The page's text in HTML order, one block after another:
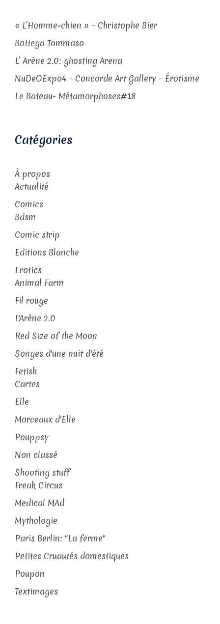
« L’Homme-chien » – Christophe Bier
Bottega Tommaso
L’ Arène 2.0: ghosting Arena
NuDeOExpo4 – Concorde Art Gallery – Érotisme
Le Bateau- Métamorphoses#18
Catégories
À propos
Actualité
Comics
Bdsm
Comic strip
Editions Blanche
Erotics
Animal Farm
Fil rouge
L'Arène 2.0
Red Size of the Moon
Songes d'une nuit d'été
Fetish
Cartes
Elle
Morceaux d'Elle
Pouppsy
Non classé
Shooting stuff
Freak Circus
Medical MAd
Mythologie
Paris Berlin: "La ferme"
Petites Cruautés domestiques
Poupon
Textimages